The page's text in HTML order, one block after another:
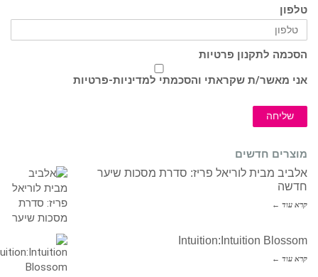
טלפון
הסכמה לתקנון פרטיות
אני מאשר/ת שקראתי והסכמתי למדיניות-פרטיות
שליחה
מוצרים חדשים
אלביב מבית לוריאל פריז: סדרת מסכות שיער
חדשה
קרא עוד ←
Intuition:Intuition Blossom
קרא עוד ←